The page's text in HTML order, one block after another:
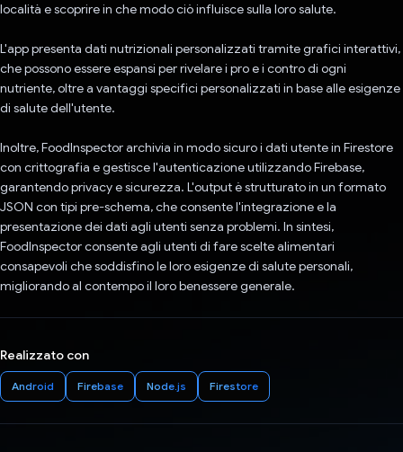
località e scoprire in che modo ciò influisce sulla loro salute.
L'app presenta dati nutrizionali personalizzati tramite grafici interattivi,
che possono essere espansi per rivelare i pro e i contro di ogni
nutriente, oltre a vantaggi specifici personalizzati in base alle esigenze
di salute dell'utente.
Inoltre, FoodInspector archivia in modo sicuro i dati utente in Firestore
con crittografia e gestisce l'autenticazione utilizzando Firebase,
garantendo privacy e sicurezza. L'output è strutturato in un formato
JSON con tipi pre-schema, che consente l'integrazione e la
presentazione dei dati agli utenti senza problemi. In sintesi,
FoodInspector consente agli utenti di fare scelte alimentari
consapevoli che soddisfino le loro esigenze di salute personali,
migliorando al contempo il loro benessere generale.
Realizzato con
Android Firebase Node.js Firestore